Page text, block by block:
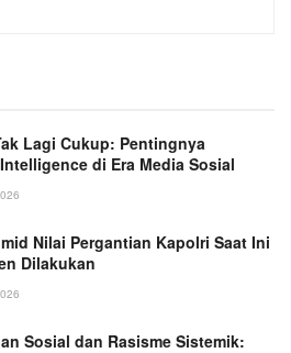
Lagi Cukup: Pentingnya
di Era Media Sosial
Nilai Pergantian Kapolri Saat Ini
Dilakukan
Sosial dan Rasisme Sistemik: